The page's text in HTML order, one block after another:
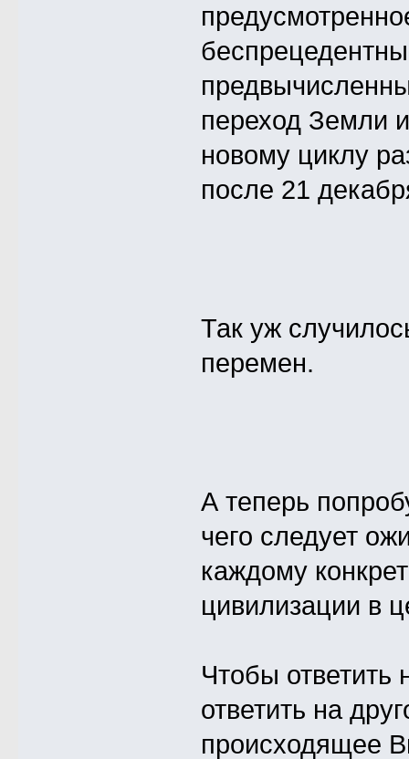
переход Земли
новому циклу
после 21
Так уж
перемен.
А теперь
чего следует
каждому
цивилизации в
Чтобы ответить
ответить на
происходящее